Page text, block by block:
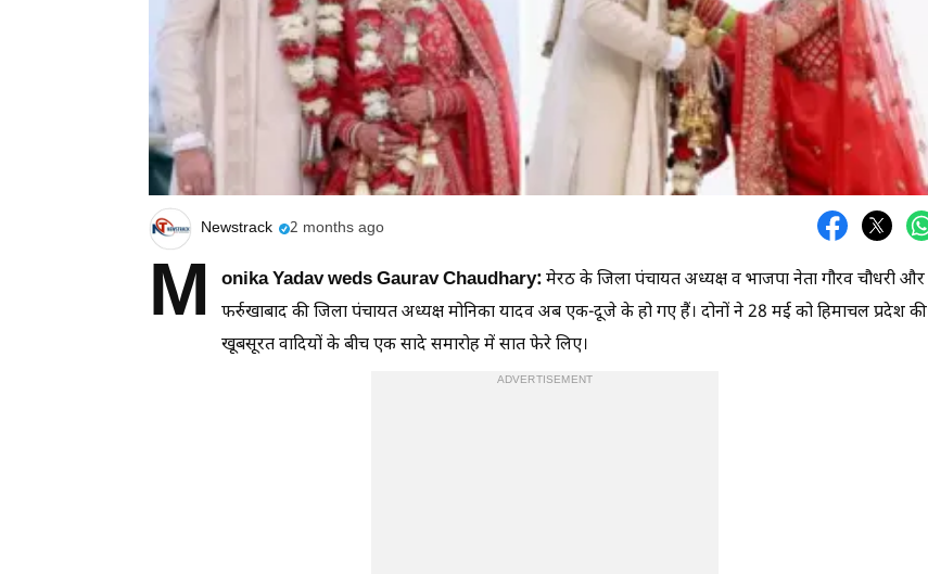
Newstrack 2 months ago
M onika Yadav weds Gaurav Chaudhary:मेरठ के जिला पंचायत अध्यक्ष व भाजपा नेता गौरव चौधरी और
फर्रुखाबाद की जिला पंचायत अध्यक्ष मोनिका यादव अब एक-दूजे के हो गए हैं। दोनों ने 28 मई को हिमाचल प्रदेश की
खूबसूरत वादियों के बीच एक सादे समारोह में सात फेरे लिए।
ADVERTISEMENT